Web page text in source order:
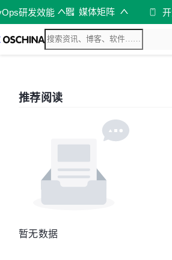
研发效能 媒体矩阵
推荐阅读
暂无数据